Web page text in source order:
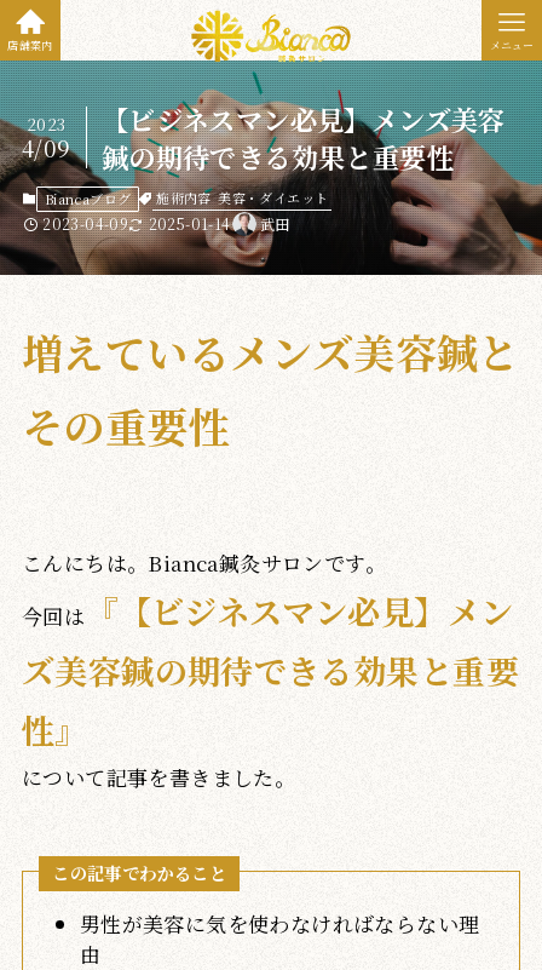
店舗案内 メニュー
【ビジネスマン必見】メンズ美容
鍼の期待できる効果と重要性
2023
4/09
Biancaブログ 施術内容 美容・ダイエット
2023-04-09 2025-01-14 武田
増えているメンズ美容鍼と
その重要性
こんにちは。Bianca鍼灸サロンです。
今回は
『 【ビジネスマン必見】メン
ズ美容鍼の期待できる効果と重要
性』
について記事を書きました。
この記事でわかること
男性が美容に気を使わなければならない理
由